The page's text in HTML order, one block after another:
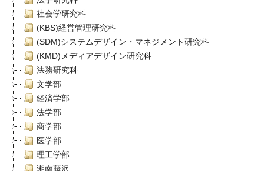
社会学研究科
(KBS)経営管理研究科
(SDM)システムデザイン・マネジメント研究科
(KMD)メディアデザイン研究科
法務研究科
文学部
経済学部
法学部
商学部
医学部
理工学部
湘南藤沢